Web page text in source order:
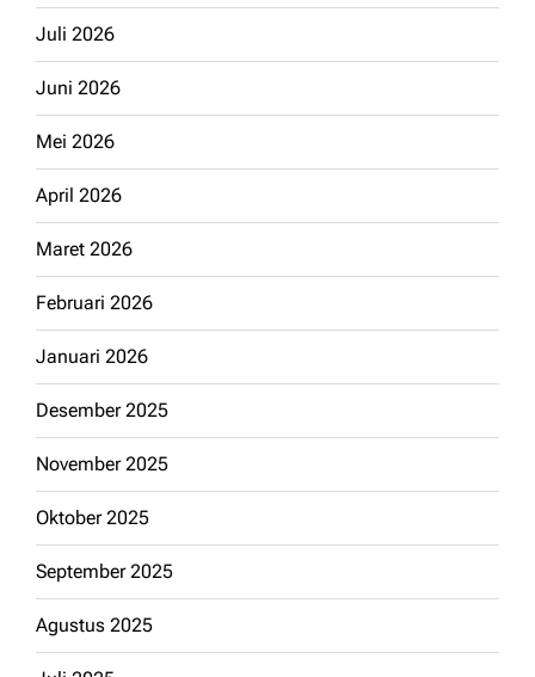
Juli 2026
Juni 2026
Mei 2026
April 2026
Maret 2026
Februari 2026
Januari 2026
Desember 2025
November 2025
Oktober 2025
September 2025
Agustus 2025